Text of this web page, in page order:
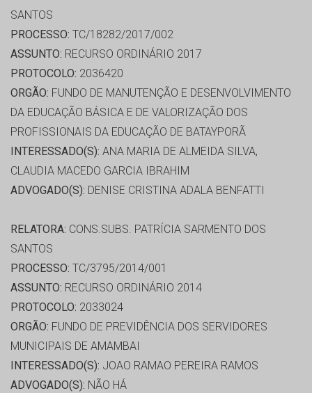
SANTOS
PROCESSO: TC/18282/2017/002
ASSUNTO: RECURSO ORDINÁRIO 2017
PROTOCOLO: 2036420
ORGÃO: FUNDO DE MANUTENÇÃO E DESENVOLVIMENTO
DA EDUCAÇÃO BÁSICA E DE VALORIZAÇÃO DOS
PROFISSIONAIS DA EDUCAÇÃO DE BATAYPORÃ
INTERESSADO(S): ANA MARIA DE ALMEIDA SILVA,
CLAUDIA MACEDO GARCIA IBRAHIM
ADVOGADO(S): DENISE CRISTINA ADALA BENFATTI
RELATORA: CONS.SUBS. PATRÍCIA SARMENTO DOS
SANTOS
PROCESSO: TC/3795/2014/001
ASSUNTO: RECURSO ORDINÁRIO 2014
PROTOCOLO: 2033024
ORGÃO: FUNDO DE PREVIDÊNCIA DOS SERVIDORES
MUNICIPAIS DE AMAMBAI
INTERESSADO(S): JOAO RAMAO PEREIRA RAMOS
ADVOGADO(S): NÃO HÁ